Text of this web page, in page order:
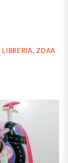
LIBRERIA,ZDAA